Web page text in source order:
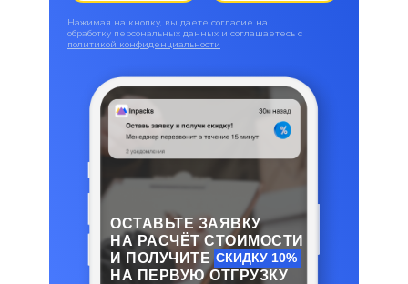
Нажимая на кнопку, вы даете согласие на
обработку персональных данных и соглашаетесь c
политикой конфиденциальности
ОСТАВЬТЕ ЗАЯВКУ
НА РАСЧЁТ СТОИМОСТИ
И ПОЛУЧИТЕ
НА ПЕРВУЮ ОТГРУЗКУ
СКИДКУ 10%